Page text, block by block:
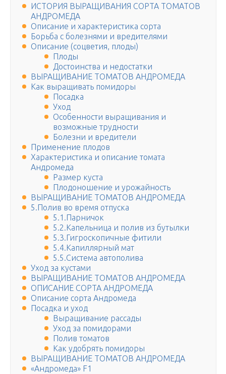
ИСТОРИЯ ВЫРАЩИВАНИЯ СОРТА ТОМАТОВ
АНДРОМЕДА
Описание и характеристика сорта
Борьба с болезнями и вредителями
Описание (соцветия, плоды)
Плоды
Достоинства и недостатки
ВЫРАЩИВАНИЕ ТОМАТОВ АНДРОМЕДА
Как выращивать помидоры
Посадка
Уход
Особенности выращивания и
возможные трудности
Болезни и вредители
Применение плодов
Характеристика и описание томата
Андромеда
Размер куста
Плодоношение и урожайность
ВЫРАЩИВАНИЕ ТОМАТОВ АНДРОМЕДА
5.Полив во время отпуска
5.1.Парничок
5.2.Капельница и полив из бутылки
5.3.Гигроскопичные фитили
5.4.Капиллярный мат
5.5.Система автополива
Уход за кустами
ВЫРАЩИВАНИЕ ТОМАТОВ АНДРОМЕДА
ОПИСАНИЕ СОРТА АНДРОМЕДА
Описание сорта Андромеда
Посадка и уход
Выращивание рассады
Уход за помидорами
Полив томатов
Как удобрять помидоры
ВЫРАЩИВАНИЕ ТОМАТОВ АНДРОМЕДА
«Андромеда» F1